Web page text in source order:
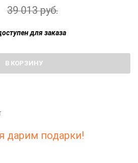
39 013 руб.
для заказа
В КОРЗИНУ
дарим подарки!